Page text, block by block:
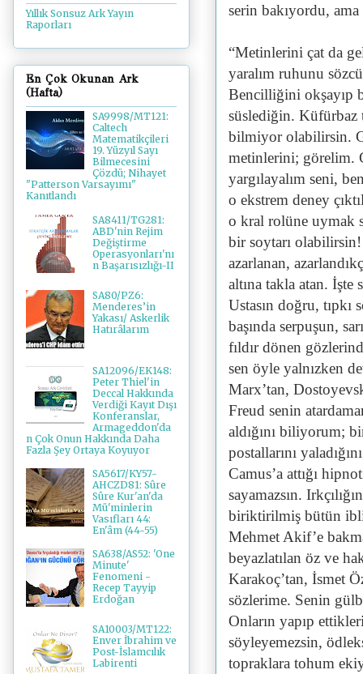
serin bakıyordu,
“Metinlerini çat da
yaralım ruhunu
Bencilliğini okşayıp
süslediğin. Küfürbaz
bilmiyor olabilirsin.
metinlerini; görelim.
yargılayalım seni,
o ekstrem deney
o kral rolüne uymak
bir soytarı
azarlanan,
altına takla atan.
Ustasın doğru, tıpkı
başında serpuşun,
fıldır dönen
sen öyle yalnızken
Marx’tan,
Freud senin
aldığını biliyorum;
postallarını
Camus’a attığı
sayamazsın.
biriktirilmiş bütün
Mehmet Akif’e
beyazlatılan öz ve
Karakoç’tan, İsmet
sözlerime. Senin
Onların yapıp
söyleyemezsin,
topraklara tohum
Yıllık Sonsuz Ark Yayın
Raporları
En Çok Okunan Ark
(Hafta)
SA9998/MT121:
Caltech
Matematikçileri
19. Yüzyıl Sayı
Bilmecesini
Çözdü; Nihayet
"Patterson Varsayımı"
Kanıtlandı
SA8411/TG281:
ABD'nin Rejim
Değiştirme
Operasyonları'nı
n Başarısızlığı-II
SA80/PZ6:
Menderes’in
Yakası/ Askerlik
Hatırâlarım
SA12096/EK148:
Peter Thiel'in
Deccal Hakkında
Verdiği Kayıt Dışı
Konferanslar,
Armageddon'da
n Çok Onun Hakkında Daha
Fazla Şey Ortaya Koyuyor
SA5617/KY57-
AHCZD81: Sûre
Sûre Kur'an'da
Mü'minlerin
Vasıfları 44:
En'âm (44-55)
SA638/AS52: 'One
Minute'
Fenomeni -
Recep Tayyip
Erdoğan
SA10003/MT122:
Enver İbrahim ve
Post-İslamcılık
Labirenti